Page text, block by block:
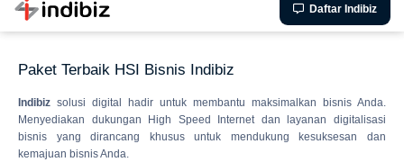
Daftar Indibiz
Paket Terbaik HSI Bisnis Indibiz
Indibiz solusi digital hadir untuk membantu maksimalkan bisnis Anda.
Menyediakan dukungan High Speed Internet dan layanan digitalisasi
bisnis yang dirancang khusus untuk mendukung kesuksesan dan
kemajuan bisnis Anda.